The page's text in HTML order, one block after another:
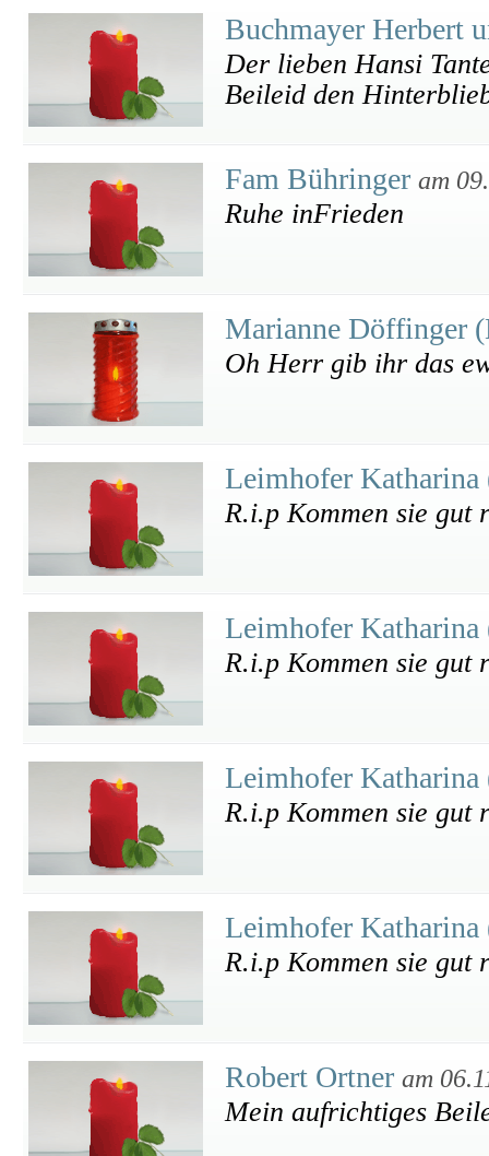
Buchmayer Herbert
Der lieben Hansi
Beileid den
Fam Bühringer am
Ruhe inFrieden
Marianne Döffinger
Oh Herr gib ihr das
Leimhofer
R.i.p Kommen sie gut
Leimhofer
R.i.p Kommen sie gut
Leimhofer
R.i.p Kommen sie gut
Leimhofer
R.i.p Kommen sie gut
Robert Ortner am
Mein aufrichtiges